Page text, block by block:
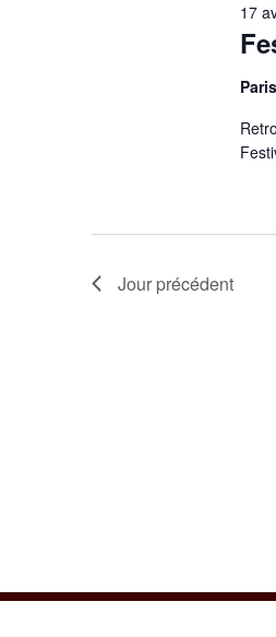
17
Jour précédent